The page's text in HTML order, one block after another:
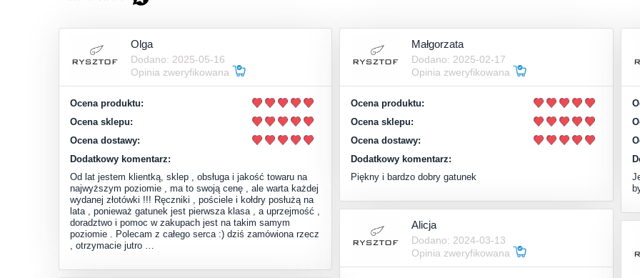
Olga
Dodano: 2025-05-16
Opinia zweryfikowana
Ocena produktu:
Ocena sklepu:
Ocena dostawy:
Dodatkowy komentarz:
Od lat jestem klientką, sklep , obsługa i jakość towaru na
najwyższym poziomie , ma to swoją cenę , ale warta każdej
wydanej złotówki !!! Ręczniki , pościele i kołdry posłużą na
lata , ponieważ gatunek jest pierwsza klasa , a uprzejmość ,
doradztwo i pomoc w zakupach jest na takim samym
poziomie . Polecam z całego serca :) dziś zamówiona rzecz
, otrzymacie jutro …
Małgorzata
Dodano: 2025-02-17
Opinia zweryfikowana
Ocena produktu:
Ocena sklepu:
Ocena dostawy:
Dodatkowy komentarz:
Piękny i bardzo dobry gatunek
Alicja
Dodano: 2024-03-13
Opinia zweryfikowana